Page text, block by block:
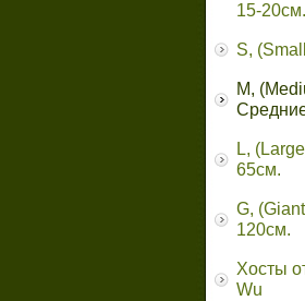
15-20см.
S,
M,
L,
65cм.
G,
120см.
Хосты
Wu